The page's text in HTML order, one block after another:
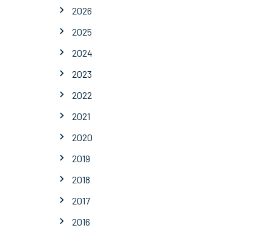
2026
2025
2024
2023
2022
2021
2020
2019
2018
2017
2016